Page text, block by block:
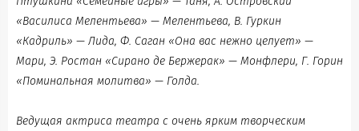
«Василиса Мелентьева» — Мелентьева, В. Гуркин
«Кадриль» — Лида, Ф. Саган «Она вас нежно целует» —
Мари, Э. Ростан «Сирано де Бержерак» — Монфлери, Г. Горин
«Поминальная молитва» — Голда.
Ведущая актриса театра с очень ярким творческим